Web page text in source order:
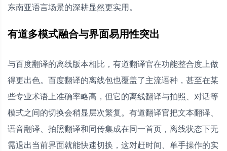
东南亚语言场景的深耕显然更实用。
有道多模式融合与界面易用性突出
与百度翻译的离线版本相比，有道翻译官在功能整合度上做
得更出色。百度翻译的离线包也覆盖了主流语种，甚至在某
些专业术语上准确率略高，但它的离线翻译与拍照、对话等
模式之间的切换会稍显层次繁复。有道翻译官把文本翻译、
语音翻译、拍照翻译和同传集成在同一首页，离线状态下无
需退出当前界面就能快速切换，这对赶时间、单手操作的实